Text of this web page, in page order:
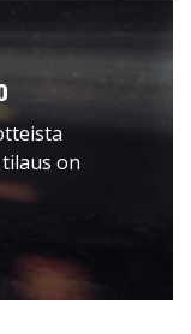
on